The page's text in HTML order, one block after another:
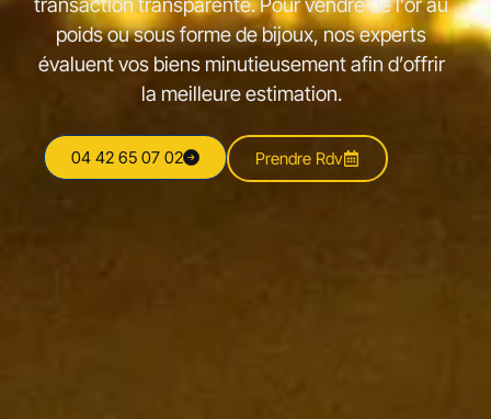
poids ou sous forme de bijoux, nos experts
évaluent vos biens minutieusement afin d’offrir
la meilleure estimation.
04 42 65 07 02 Prendre Rdv